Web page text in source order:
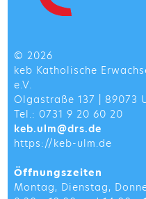
© 2026
keb Katholische
e.V.
Olgastraße 137 | 89073
Tel.: 0731 9 20 60 20
keb.ulm@drs.de
https://keb-ulm.de
Öffnungszeiten
Montag, Dienstag,